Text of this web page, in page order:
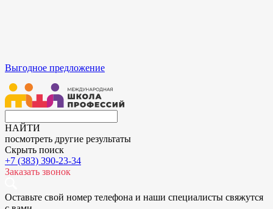
Выгодное предложение
НАЙТИ
посмотреть другие результаты
Скрыть поиск
+7 (383) 390-23-34
Заказать звонок
Оставьте свой номер телефона и наши специалисты свяжутся